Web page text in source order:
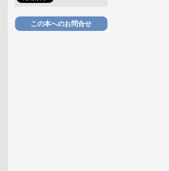
この本へのお問合せ